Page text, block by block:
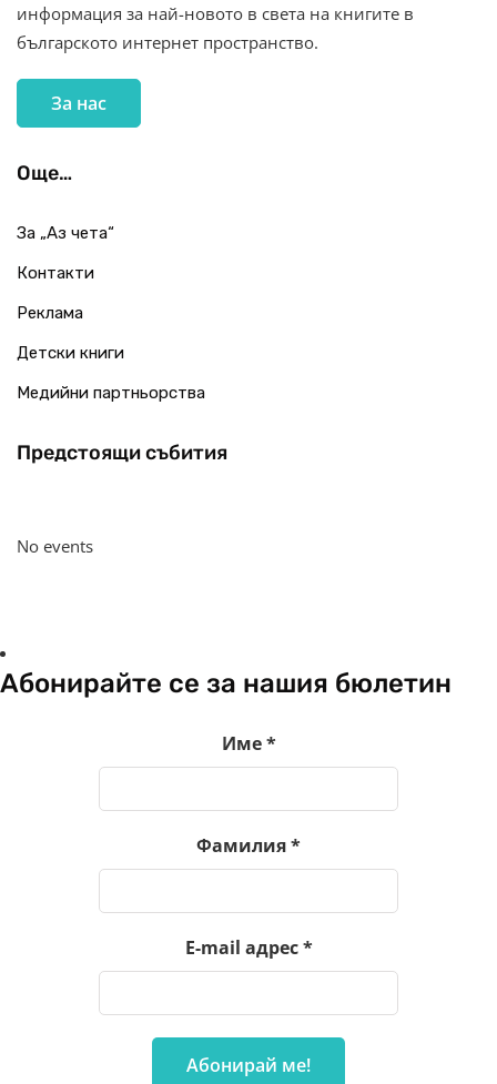
информация за най-новото в света на книгите в
българското интернет пространство.
За нас
Още…
За „Аз чета“
Контакти
Реклама
Детски книги
Медийни партньорства
Предстоящи събития
No events
Абонирайте се за нашия бюлетин
Име*
Фамилия*
E-mail адрес*